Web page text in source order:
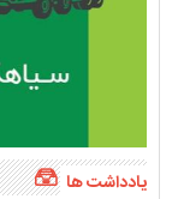
یادداشت ها